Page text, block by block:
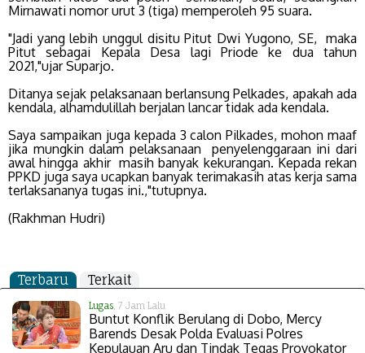
Mirnawati nomor urut 3 (tiga) memperoleh 95 suara.
"Jadi yang lebih unggul disitu Pitut Dwi Yugono, SE, maka
Pitut sebagai Kepala Desa lagi Priode ke dua tahun
2021,"ujar Suparjo.
Ditanya sejak pelaksanaan berlansung Pelkades, apakah ada
kendala, alhamdulillah berjalan lancar tidak ada kendala.
Saya sampaikan juga kepada 3 calon Pilkades, mohon maaf
jika mungkin dalam pelaksanaan penyelenggaraan ini dari
awal hingga akhir masih banyak kekurangan. Kepada rekan
PPKD juga saya ucapkan banyak terimakasih atas kerja sama
terlaksananya tugas ini.,"tutupnya.
(Rakhman Hudri)
Terbaru Terkait
Lugas, 7 Jam Lalu
Buntut Konflik Berulang di Dobo, Mercy
Barends Desak Polda Evaluasi Polres
Kepulauan Aru dan Tindak Tegas Provokator